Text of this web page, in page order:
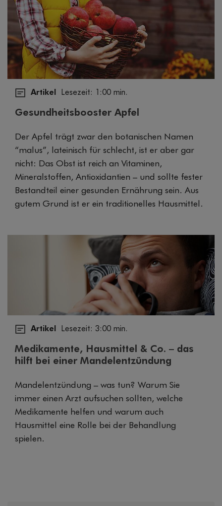
Artikel Lesezeit: 1:00 min.
Gesundheitsbooster Apfel
Der Apfel trägt zwar den botanischen Namen
“malus”, lateinisch für schlecht, ist er aber gar
nicht: Das Obst ist reich an Vitaminen,
Mineralstoffen, Antioxidantien – und sollte fester
Bestandteil einer gesunden Ernährung sein. Aus
gutem Grund ist er ein traditionelles Hausmittel.
Artikel Lesezeit: 3:00 min.
Medikamente, Hausmittel & Co. – das
hilft bei einer Mandelentzündung
Mandelentzündung – was tun? Warum Sie
immer einen Arzt aufsuchen sollten, welche
Medikamente helfen und warum auch
Hausmittel eine Rolle bei der Behandlung
spielen.